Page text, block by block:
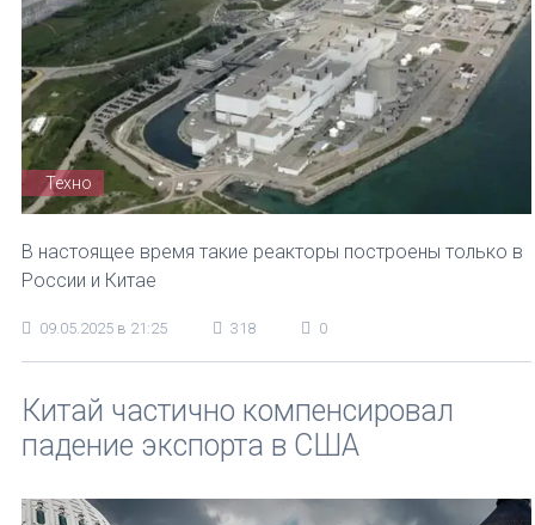
Техно
В настоящее время такие реакторы построены только в
России и Китае
09.05.2025 в 21:25 318 0
Китай частично компенсировал
падение экспорта в США